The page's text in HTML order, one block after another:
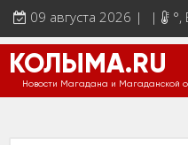
09 августа 2026 | | °,
КОЛЫМА.RU
Новости Магадана и Магаданской